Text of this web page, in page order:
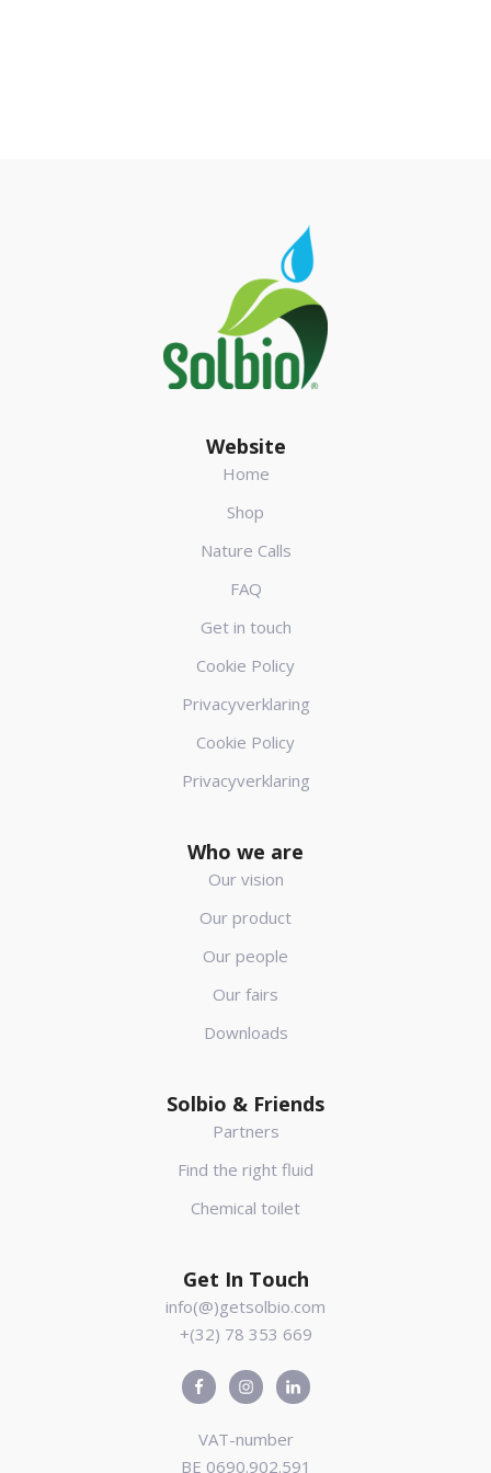
Website
Home
Shop
Nature Calls
FAQ
Get in touch
Cookie Policy
Privacyverklaring
Cookie Policy
Privacyverklaring
Who we are
Our vision
Our product
Our people
Our fairs
Downloads
Solbio & Friends
Partners
Find the right fluid
Chemical toilet
Get In Touch
info(@)getsolbio.com
+(32) 78 353 669
VAT-number
BE 0690.902.591